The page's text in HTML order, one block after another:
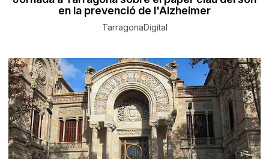
en la prevenció de l'Alzheimer
TarragonaDigital